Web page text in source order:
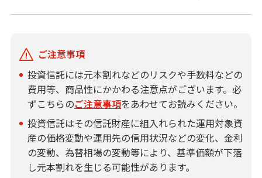
ご注意事項
投資信託には元本割れなどのリスクや手数料などの
費用等、商品性にかかわる注意点がございます。必
ずこちらのご注意事項をあわせてお読みください。
投資信託はその信託財産に組入れられた運用対象資
産の価格変動や運用先の信用状況などの変化、金利
の変動、為替相場の変動等により、基準価額が下落
し元本割れを生じる可能性があります。